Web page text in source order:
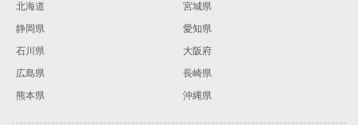
北海道
宮城県
静岡県
愛知県
石川県
大阪府
広島県
長崎県
熊本県
沖縄県